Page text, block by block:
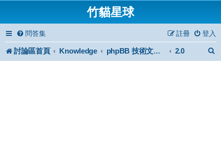
竹貓星球
問答集 登入
註冊
討論區首頁 Knowledge phpBB 技術文件與知識庫 2.0